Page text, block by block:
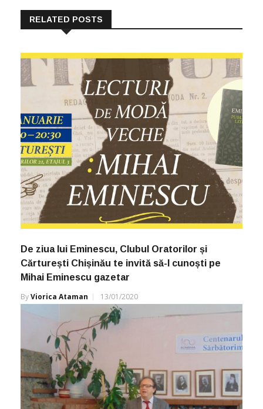
RELATED POSTS
De ziua lui Eminescu, Clubul Oratorilor și
Cărturești Chișinău te invită să-l cunoști pe
Mihai Eminescu gazetar
ByViorica Ataman 13/01/2020